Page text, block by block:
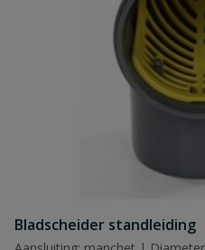
Bladscheider standleiding